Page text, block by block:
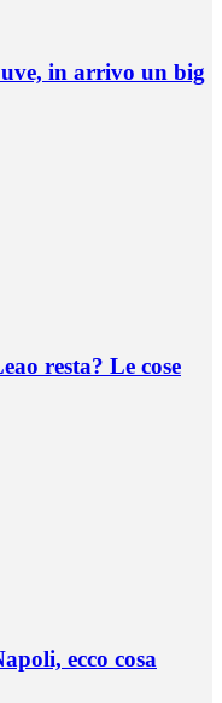
in arrivo un big
resta? Le cose
ecco cosa